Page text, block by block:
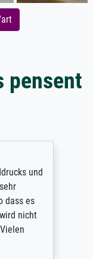
pensent
und
dass es
nicht